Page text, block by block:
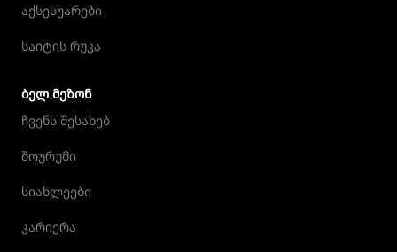
აქსესუარები
საიტის რუკა
ᲑᲔᲚ ᲛᲔᲖᲝᲜ
ჩვენს შესახებ
შოურუმი
სიახლეები
კარიერა